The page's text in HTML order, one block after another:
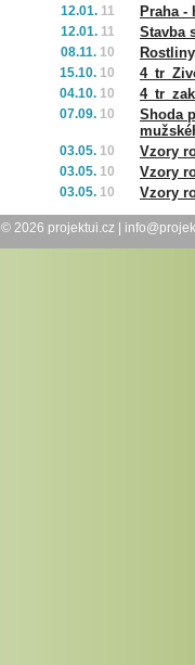
12.01. 11 Praha -
12.01. 11 Stavba
08.11. 10
15.10. 10
04.10. 10
07.09. 10
Shoda
03.05. 10 Vzory
03.05. 10 Vzory
03.05. 10 Vzory
© 2026 projektui.cz